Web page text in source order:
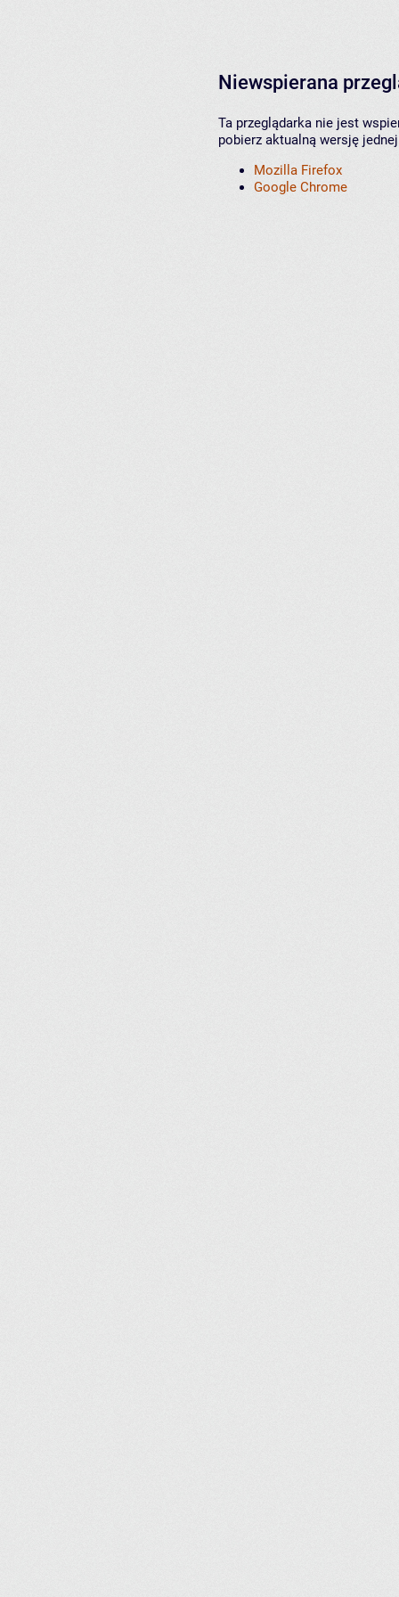
Niewspierana
Ta przeglądarka nie jest
pobierz aktualną wersję
Mozilla Firefox
Google Chrome